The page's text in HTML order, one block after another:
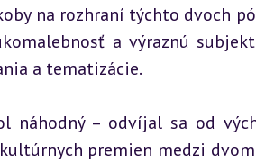
na rozhraní týchto dvoch
a výraznú
a tematizácie.
náhodný – odvíjal sa od
premien medzi